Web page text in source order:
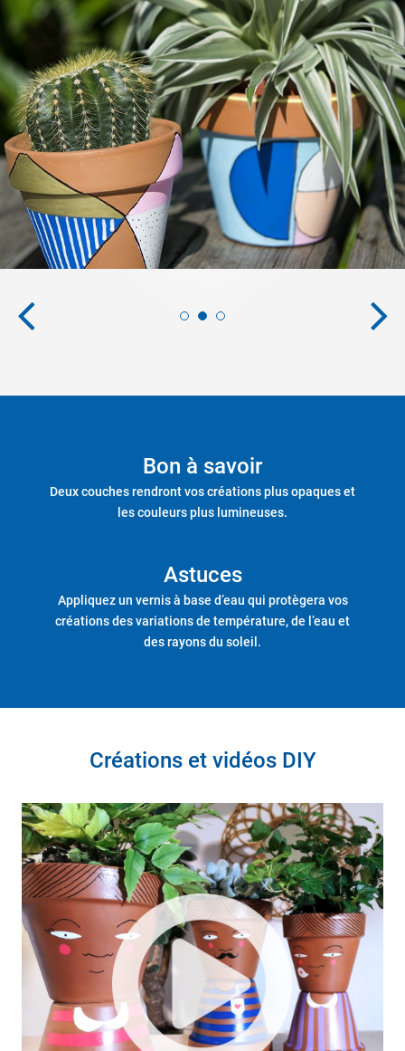
Bon à savoir
Deux couches rendront vos créations plus opaques et
les couleurs plus lumineuses.
Astuces
Appliquez un vernis à base d’eau qui protègera vos
créations des variations de température, de l’eau et
des rayons du soleil.
Créations et vidéos DIY